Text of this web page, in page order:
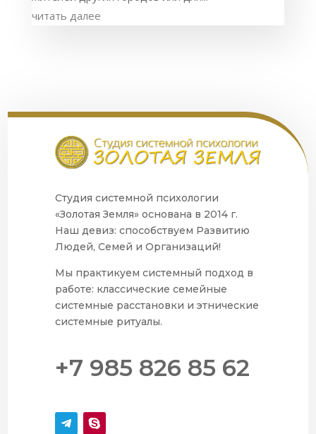
читать далее
Студия системной психологии
«Золотая Земля» основана в 2014 г.
Наш девиз: способствуем Развитию
Людей, Семей и Организаций!
Мы практикуем системный подход в
работе: классические семейные
системные расстановки и этнические
системные ритуалы.
+7 985 826 85 62